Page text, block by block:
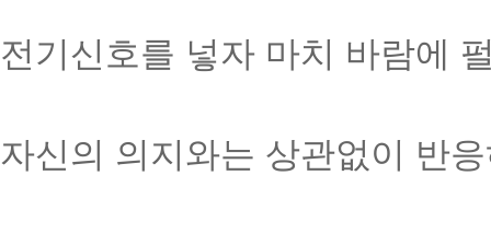
전기신호를 넣자 마치 바람에
자신의 의지와는 상관없이 반